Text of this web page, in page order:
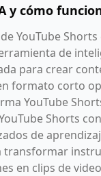
y cómo
YouTube Shorts
de
para crear
formato corto
YouTube
Shorts
de
en clips de